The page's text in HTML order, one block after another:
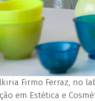
Firmo Ferraz, no
em Estética e